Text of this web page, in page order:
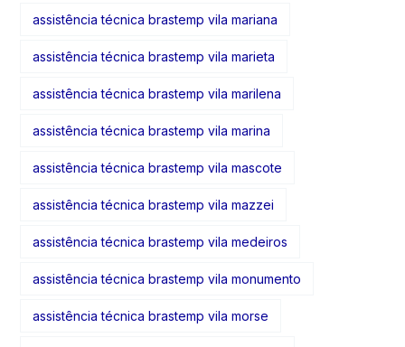
assistência técnica brastemp vila mariana
assistência técnica brastemp vila marieta
assistência técnica brastemp vila marilena
assistência técnica brastemp vila marina
assistência técnica brastemp vila mascote
assistência técnica brastemp vila mazzei
assistência técnica brastemp vila medeiros
assistência técnica brastemp vila monumento
assistência técnica brastemp vila morse